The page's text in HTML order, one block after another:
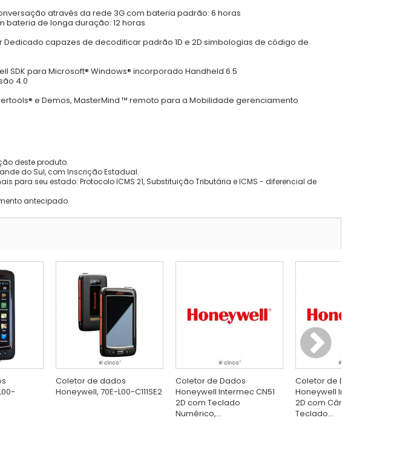
através da rede 3G com bateria padrão: 6 horas
de longa duração: 12 horas
Dedicado capazes de decodificar padrão 1D e 2D simbologias de código de
SDK para Microsoft® Windows® incorporado Handheld 6.5
4.0
e Demos, MasterMind ™ remoto para a Mobilidade gerenciamento
deste produto.
do Sul, com Inscrição Estadual.
para seu estado: Protocolo ICMS 21, Substituição Tributária e ICMS - diferencial de
antecipado.
Coletor de dados
Honeywell, 70E-L00-C111SE2
Coletor de Dados
Honeywell Intermec CN51
2D com Teclado
Numérico,...
Coletor de Dados
Honeywell Intermec CN51
2D com Câmera e
Teclado...